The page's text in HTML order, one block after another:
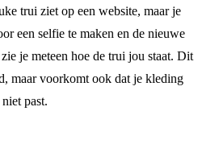
trui ziet op een website, maar je
een selfie te maken en de nieuwe
je meteen hoe de trui jou staat. Dit
maar voorkomt ook dat je kleding
past.